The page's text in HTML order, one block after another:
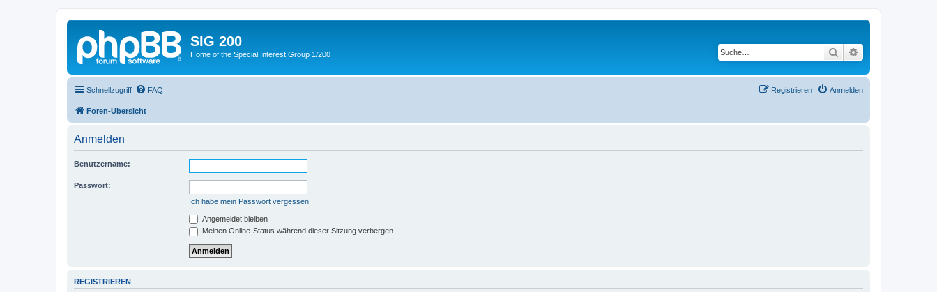
SIG 200
Home of the Special Interest Group 1/200 Suche
Schnellzugriff FAQ Anmelden
Registrieren
Foren-Übersicht
Anmelden
Benutzername:
Passwort:
Ich habe mein Passwort vergessen
Angemeldet bleiben
Meinen Online-Status während dieser Sitzung verbergen
REGISTRIEREN